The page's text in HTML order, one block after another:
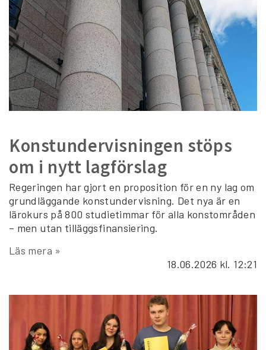
Konstundervisningen stöps
om i nytt lagförslag
Regeringen har gjort en proposition för en ny lag om
grundläggande konstundervisning. Det nya är en
lärokurs på 800 studietimmar för alla konstområden
– men utan tilläggsfinansiering.
Läs mera »
18.06.2026 kl. 12:21